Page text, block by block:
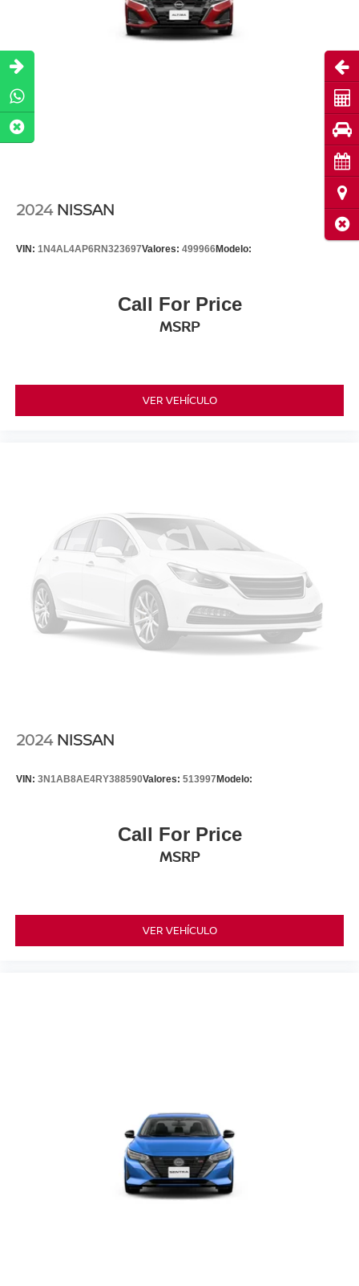
2024 NISSAN
VIN: 1N4AL4AP6RN323697Valores: 499966Modelo:
Call For Price
MSRP
VER VEHÍCULO
2024 NISSAN
VIN: 3N1AB8AE4RY388590Valores: 513997Modelo:
Call For Price
MSRP
VER VEHÍCULO